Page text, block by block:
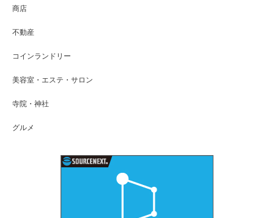
商店
不動産
コインランドリー
美容室・エステ・サロン
寺院・神社
グルメ